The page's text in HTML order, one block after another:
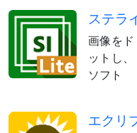
ステラ
画像を
ットし
ソフト
エクリ